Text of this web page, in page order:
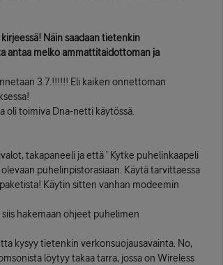
Näin saadaan tietenkin
antaa melko ammattitaidottoman ja
3.7.!!!!!! Eli kaiken onnettoman
oli toimiva Dna-netti käytössä.
takapaneeli ja että ’ Kytke puhelinkaapeli
puhelinpistorasiaan. Käytä tarvittaessa
Käytin sitten vanhan modeemin
hakemaan ohjeet puhelimen
kysyy tietenkin verkonsuojausavainta. No,
löytyy takaa tarra, jossa on Wireless